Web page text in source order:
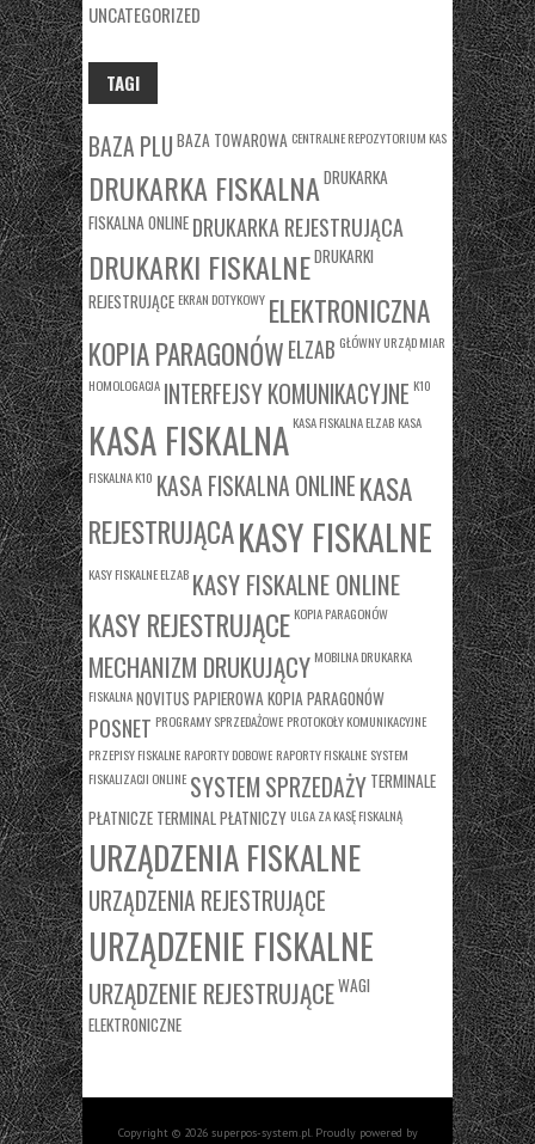
UNCATEGORIZED
TAGI
BAZA PLU BAZA TOWAROWA CENTRALNE REPOZYTORIUM KAS
DRUKARKA FISKALNA DRUKARKA
FISKALNA ONLINE DRUKARKA REJESTRUJĄCA
DRUKARKI FISKALNEDRUKARKI
REJESTRUJĄCE EKRAN DOTYKOWY ELEKTRONICZNA
KOPIA PARAGONÓWELZAB GŁÓWNY URZĄD MIAR
HOMOLOGACJA INTERFEJSY KOMUNIKACYJNE K10
KASA FISKALNA KASA FISKALNA ELZAB KASA
FISKALNA K10 KASA FISKALNA ONLINEKASA
REJESTRUJĄCAKASY FISKALNE
KASY FISKALNE ELZAB KASY FISKALNE ONLINE
KASY REJESTRUJĄCE KOPIA PARAGONÓW
MECHANIZM DRUKUJĄCY MOBILNA DRUKARKA
FISKALNANOVITUS PAPIEROWA KOPIA PARAGONÓW
POSNET PROGRAMY SPRZEDAŻOWE PROTOKOŁY KOMUNIKACYJNE
PRZEPISY FISKALNE RAPORTY DOBOWE RAPORTY FISKALNE SYSTEM
FISKALIZACJI ONLINE SYSTEM SPRZEDAŻY TERMINALE
PŁATNICZE TERMINAL PŁATNICZY ULGA ZA KASĘ FISKALNĄ
URZĄDZENIA FISKALNE
URZĄDZENIA REJESTRUJĄCE
URZĄDZENIE FISKALNE
URZĄDZENIE REJESTRUJĄCEWAGI
ELEKTRONICZNE
Copyright © 2026 superpos-system.pl. Proudly powered by